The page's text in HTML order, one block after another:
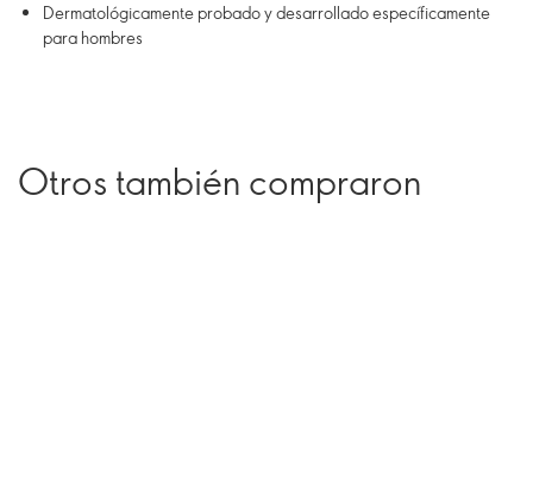
Dermatológicamente probado y desarrollado específicamente
para hombres
Otros también compraron